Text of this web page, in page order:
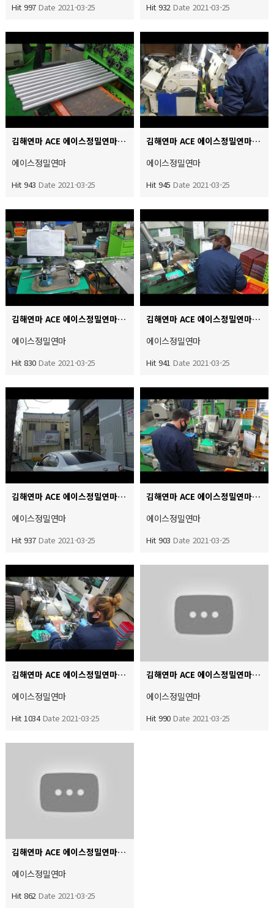
Hit 997 Date 2021-03-25 Hit 932 Date 2021-03-25
김해연마 ACE 에이스정밀연마 범용원통팀 스덴 비철 외경연마 작업진행하고 있습니다 일반 스틸연마보다는 비철연…
에이스정밀연마
Hit 943 Date 2021-03-25
김해연마 ACE 에이스정밀연마 센타레스 인피드 정지연마 작업중입니다
에이스정밀연마
Hit 945 Date 2021-03-25
김해연마 ACE 에이스정밀연마 센타레스 통과연마 정밀치수작업
에이스정밀연마
Hit 830 Date 2021-03-25
김해연마 ACE 에이스정밀연마 자동원통외경연마 관리치수 0.002미크론 초정밀공차 연마작업
에이스정밀연마
Hit 941 Date 2021-03-25
김해연마 ACE 에이스정밀연마 실외 실내 찰영입니다 항온항습관리를 하며 깨끗한 작업환경 3정5S 실천하는 에…
에이스정밀연마
Hit 937 Date 2021-03-25
김해연마 ACE 에이스정밀연마 범용원통 외경 및 단차거리연마 연마가공치수 관리 0.01 조도스팩 RZ 2 관…
에이스정밀연마
Hit 903 Date 2021-03-25
김해연마 ACE 에이스정밀연마 자동원통외경연마 치수공차 0.002미크론 초정밀 연마작업
에이스정밀연마
Hit 1034Date 2021-03-25
김해연마 ACE 에이스정밀연마 미스토요 초정밀 진원도 원통도 직각도 흔들림 기하학 공차 정밀측정기 윤곽현상 …
에이스정밀연마
Hit 990 Date 2021-03-25
김해연마 ACE 에이스정밀연마 사무실 업무
에이스정밀연마
Hit 862 Date 2021-03-25